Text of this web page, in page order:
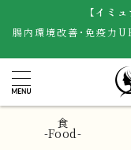
【イミ
腸内環境改善･免疫力
食
-Food-